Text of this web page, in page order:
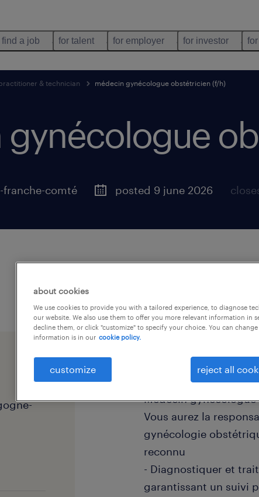
find a job for talent for employer for investor
& technician médecin gynécologue obstétricien (f/h)
gynécologue
comté posted 9 june 2026
Prêt(e) à transformer
Médecin
Vous aurez la
gynécologie
reconnu
- Diagnostiquer et
garantissant un suivi
about cookies
We use cookies to provide you with a tailored experience, to diagnose
our website. We also use them to offer you more relevant information in
decline them, or click "customize" to specify your choice. You can
information is in our cookie policy.
customize reject all